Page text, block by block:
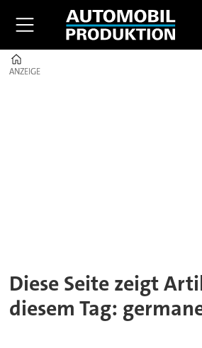
ANZEIGE
ANZEIGE
Diese Seite zeigt
diesem Tag: